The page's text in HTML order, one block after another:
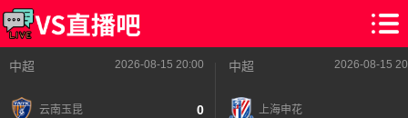
中超 2026-08-15 20:00
云南玉昆 0
中超 2026-08-15
上海申花